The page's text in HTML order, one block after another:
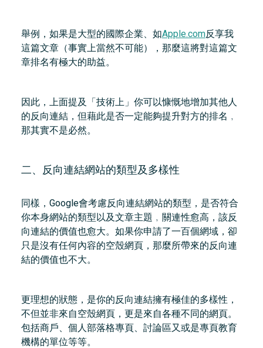
舉例，如果是大型的國際企業、如Apple.com反享我
這篇文章（事實上當然不可能），那麼這將對這篇文
章排名有極大的助益。
因此，上面提及「技術上」你可以慷慨地增加其他人
的反向連結，但藉此是否一定能夠提升對方的排名﹐
那其實不是必然。
二、反向連結網站的類型及多樣性
同樣，Google會考慮反向連結網站的類型，是否符合
你本身網站的類型以及文章主題﹐關連性愈高，該反
向連結的價值也愈大。如果你申請了一百個網域，卻
只是沒有任何內容的空殼網頁，那麼所帶來的反向連
結的價值也不大。
更理想的狀態，是你的反向連結擁有極佳的多樣性，
不但並非來自空殼網頁，更是來自各種不同的網頁。
包括商戶、個人部落格專頁、討論區又或是專頁教育
機構的單位等等。